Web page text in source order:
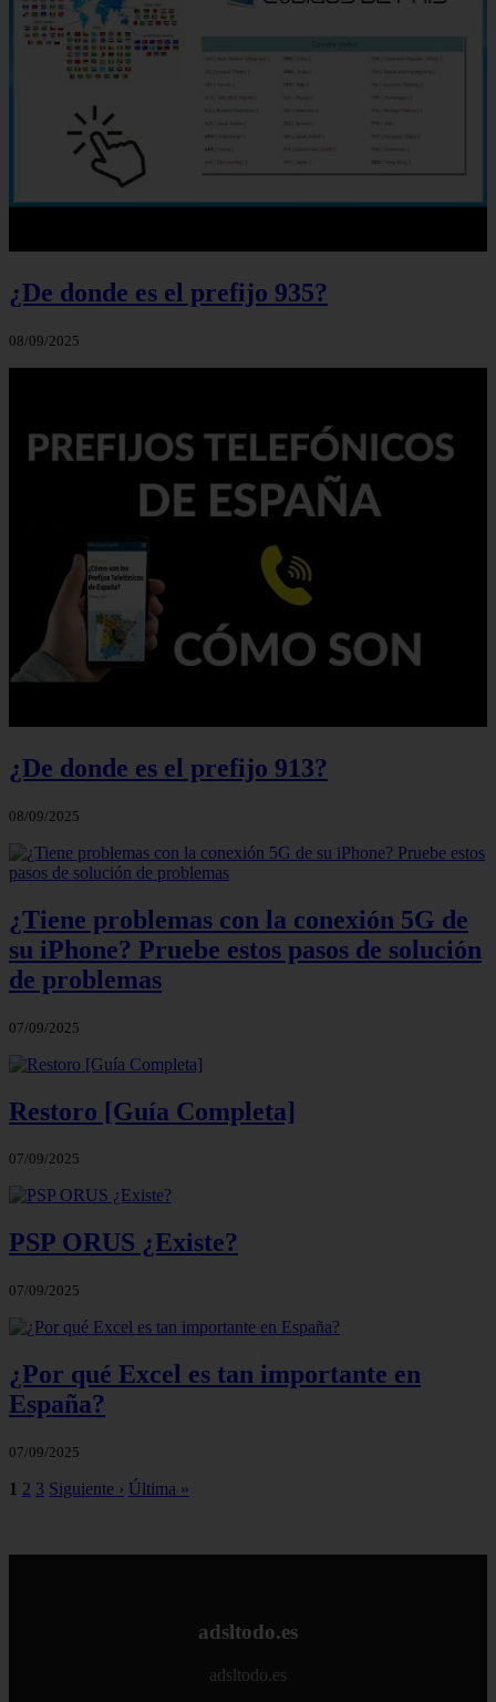
¿De donde es el prefijo 935?
08/09/2025
¿De donde es el prefijo 913?
08/09/2025
¿Tiene problemas con la conexión 5G de
su iPhone? Pruebe estos pasos de solución
de problemas
07/09/2025
Restoro [Guía Completa]
07/09/2025
PSP ORUS ¿Existe?
07/09/2025
¿Por qué Excel es tan importante en
España?
07/09/2025
1 2 3 Siguiente › Última »
adsltodo.es
adsltodo.es